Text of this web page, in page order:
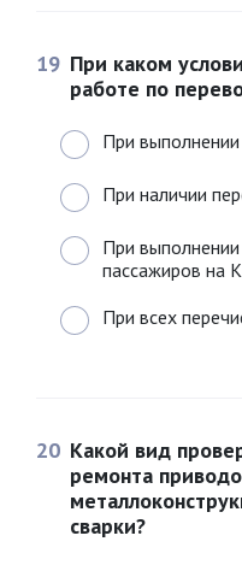
19 При каком
работе по
При
При наличии
При выполнении
пассажиров на
При всех
20 Какой вид
ремонта
сварки?